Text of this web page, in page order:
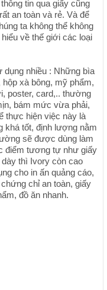
tin qua giấy cũng
an toàn và rẻ. Và để
ta không thể không
về thế giới các loại
nhiều : Những bìa
xà bông, mỹ phẩm,
poster, card,.. thường
bám mức vừa phải,
thực hiện việc này là
khá tốt, định lượng nằm
sẽ được dùng làm
điểm tương tự như giấy
thì Ivory còn cao
cho in ấn quảng cáo,
chỉ an toàn, giấy
đồ ăn nhanh.